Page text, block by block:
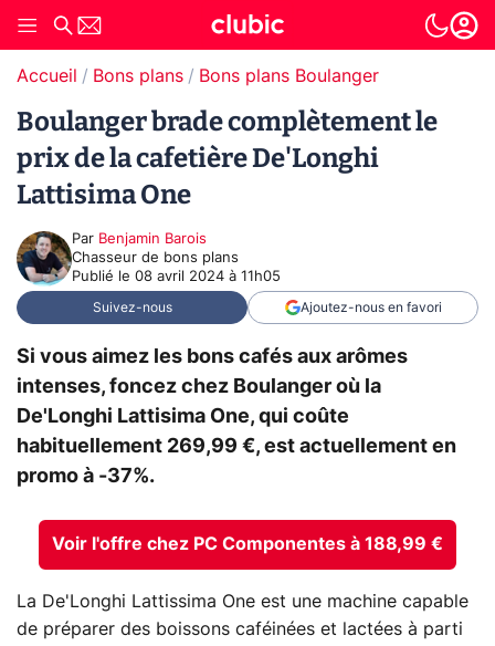
Accueil Bons plans Bons plans Boulanger
Boulanger brade complètement le
prix de la cafetière De'Longhi
Lattisima One
Par Benjamin Barois
Chasseur de bons plans
Publié le 08 avril 2024 à 11h05
Suivez-nous Ajoutez-nous en favori
Si vous aimez les bons cafés aux arômes
intenses, foncez chez Boulanger où la
De'Longhi Lattisima One, qui coûte
habituellement 269,99 €, est actuellement en
promo à -37%.
Voir l'offre chez PC Componentes à 188,99 €
La De'Longhi Lattissima One est une machine capable
de préparer des boissons caféinées et lactées à parti